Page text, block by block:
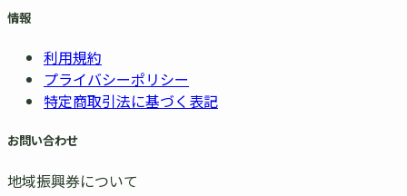
情報
利用規約
プライバシーポリシー
特定商取引法に基づく表記
お問い合わせ
地域振興券について